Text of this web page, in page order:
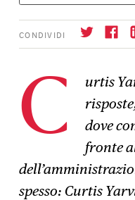
CONDIVIDI
→ Iscrizione
C
urtis
dove
fronte
spesso: Curtis